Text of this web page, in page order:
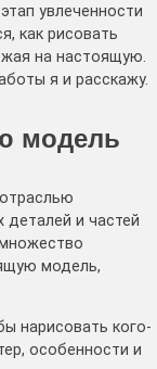
увлеченности
как рисовать
на настоящую.
я и расскажу.
модель
деталей и частей
модель,
нарисовать кого-
особенности и